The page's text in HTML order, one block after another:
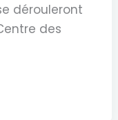
dérouleront
des